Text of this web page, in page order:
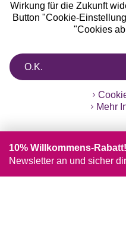
Wirkung für die Zukunft
Button "Cookie-
"Cookies
O.K.
Mehr
10% Willkommens-Rabatt!
Newsletter an und sicher